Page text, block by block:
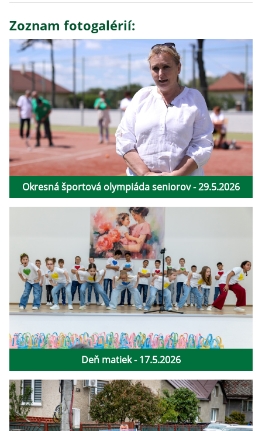
Zoznam fotogalérií:
Okresná športová olympiáda seniorov - 29.5.2026
Deň matiek - 17.5.2026